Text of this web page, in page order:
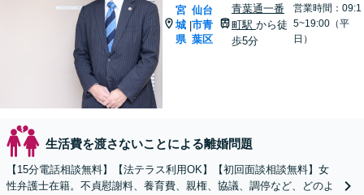
宮
城
県
|
仙台
市青
葉区
青葉通一番
町駅 から徒
歩5分
営業時間：09:1
5~19:00（平
日）
生活費を渡さないことによる離婚問題
【15分電話相談無料】【法テラス利用OK】【初回面談相談無料】女
性弁護士在籍。不貞慰謝料、養育費、親権、協議、調停など、どのよ